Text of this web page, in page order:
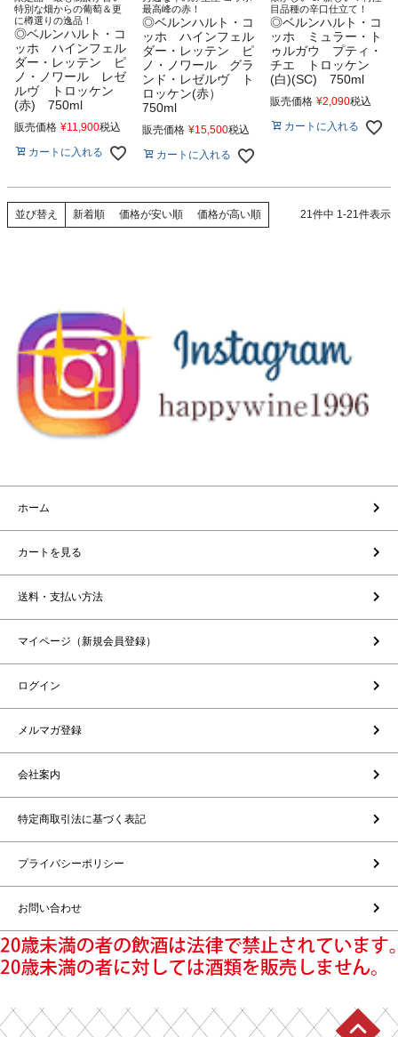
特別な畑からの葡萄＆更
に樽選りの逸品！
◎ベルンハルト・コ
ッホ ハインフェル
ダー・レッテン ピ
ノ・ノワール レゼ
ルヴ トロッケン
(赤) 750ml
販売価格 ¥11,900税込
カートに入れる
最高峰の赤！
◎ベルンハルト・コ
ッホ ハインフェル
ダー・レッテン ピ
ノ・ノワール グラ
ンド・レゼルヴ ト
ロッケン(赤）
750ml
販売価格 ¥15,500税込
カートに入れる
目品種の辛口仕立て！
◎ベルンハルト・コ
ッホ ミュラー・ト
ゥルガウ プティ・
チエ トロッケン
(白)(SC) 750ml
販売価格 ¥2,090税込
カートに入れる
並び替え 新着順 価格が安い順 価格が高い順 21件中 1-21件表示
ホーム
カートを見る
送料・支払い方法
マイページ（新規会員登録）
ログイン
メルマガ登録
会社案内
特定商取引法に基づく表記
プライバシーポリシー
お問い合わせ